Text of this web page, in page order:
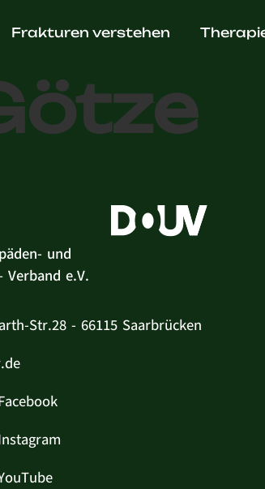
Frakturen verstehen
und
e.V.
Str.28 - 66115 Saarbrücken